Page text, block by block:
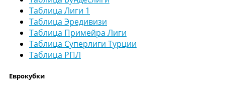
Таблица Лиги 1
Таблица Эредивизи
Таблица Примейра Лиги
Таблица Суперлиги Турции
Таблица РПЛ
Еврокубки